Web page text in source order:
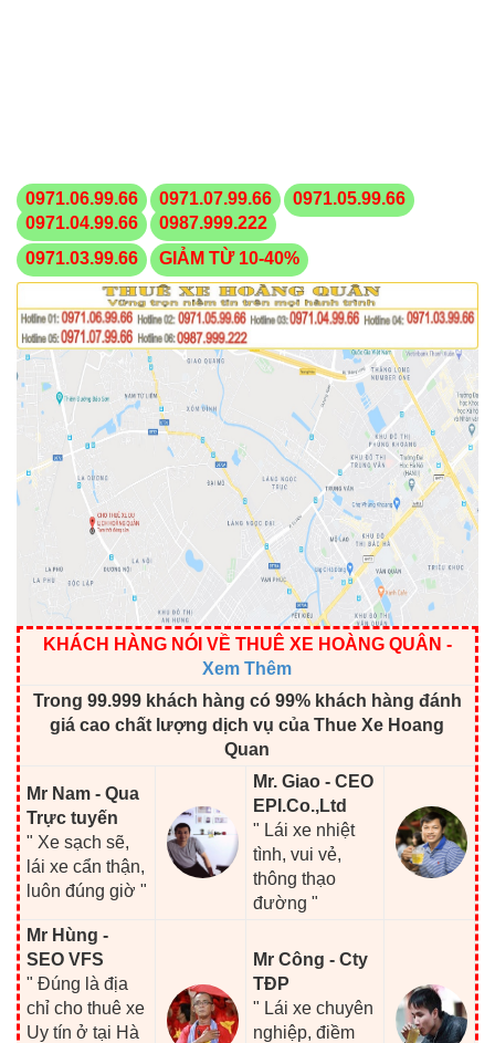
0971.06.99.66 0971.07.99.66
0971.05.99.66
0971.04.99.66
0987.999.222
0971.03.99.66
GIẢM TỪ 10-40%
KHÁCH HÀNG NÓI VỀ THUÊ XE HOÀNG QUÂN -
Xem Thêm
Trong 99.999 khách hàng có 99% khách hàng đánh
giá cao chất lượng dịch vụ của Thue Xe Hoang
Quan
Mr Nam - Qua
Trực tuyến
" Xe sạch sẽ,
lái xe cẩn thận,
luôn đúng giờ "
Mr. Giao - CEO
EPI.Co.,Ltd
" Lái xe nhiệt
tình, vui vẻ,
thông thạo
đường "
Mr Hùng -
SEO VFS
" Đúng là địa
chỉ cho thuê xe
Uy tín ở tại Hà
Mr Công - Cty
TĐP
" Lái xe chuyên
nghiệp, điềm